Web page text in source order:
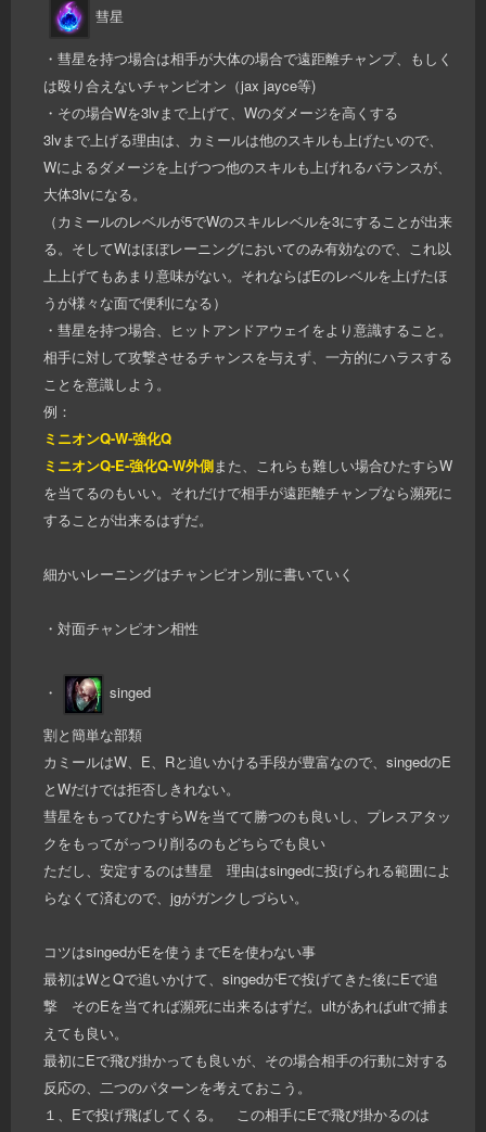
彗星
・彗星を持つ場合は相手が大体の場合で遠距離チャンプ、もしく
は殴り合えないチャンピオン（jax jayce等)
・その場合Wを3lvまで上げて、Wのダメージを高くする
3lvまで上げる理由は、カミールは他のスキルも上げたいので、
Wによるダメージを上げつつ他のスキルも上げれるバランスが、
大体3lvになる。
（カミールのレベルが5でWのスキルレベルを3にすることが出来
る。そしてWはほぼレーニングにおいてのみ有効なので、これ以
上上げてもあまり意味がない。それならばEのレベルを上げたほ
うが様々な面で便利になる）
・彗星を持つ場合、ヒットアンドアウェイをより意識すること。
相手に対して攻撃させるチャンスを与えず、一方的にハラスする
ことを意識しよう。
例：
ミニオンQ-W-強化Q
ミニオンQ-E-強化Q-W外側また、これらも難しい場合ひたすらW
を当てるのもいい。それだけで相手が遠距離チャンプなら瀕死に
することが出来るはずだ。
細かいレーニングはチャンピオン別に書いていく
・対面チャンピオン相性
・ singed
割と簡単な部類
カミールはW、E、Rと追いかける手段が豊富なので、singedのE
とWだけでは拒否しきれない。
彗星をもってひたすらWを当てて勝つのも良いし、プレスアタッ
クをもってがっつり削るのもどちらでも良い
ただし、安定するのは彗星 理由はsingedに投げられる範囲によ
らなくて済むので、jgがガンクしづらい。
コツはsingedがEを使うまでEを使わない事
最初はWとQで追いかけて、singedがEで投げてきた後にEで追
撃 そのEを当てれば瀕死に出来るはずだ。ultがあればultで捕ま
えても良い。
最初にEで飛び掛かっても良いが、その場合相手の行動に対する
反応の、二つのパターンを考えておこう。
１、Eで投げ飛ばしてくる。 この相手にEで飛び掛かるのは